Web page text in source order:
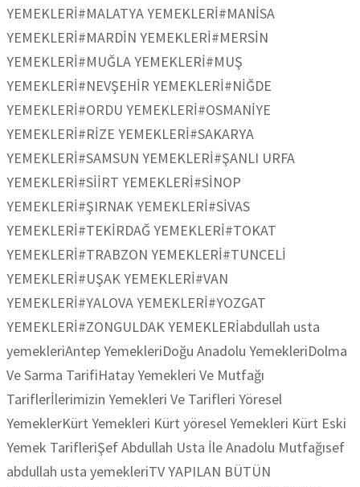
YEMEKLERİ#MALATYA YEMEKLERİ#MANİSA
YEMEKLERİ#MARDİN YEMEKLERİ#MERSİN
YEMEKLERİ#MUĞLA YEMEKLERİ#MUŞ
YEMEKLERİ#NEVŞEHİR YEMEKLERİ#NİĞDE
YEMEKLERİ#ORDU YEMEKLERİ#OSMANİYE
YEMEKLERİ#RİZE YEMEKLERİ#SAKARYA
YEMEKLERİ#SAMSUN YEMEKLERİ#ŞANLI URFA
YEMEKLERİ#SİİRT YEMEKLERİ#SİNOP
YEMEKLERİ#ŞIRNAK YEMEKLERİ#SİVAS
YEMEKLERİ#TEKİRDAĞ YEMEKLERİ#TOKAT
YEMEKLERİ#TRABZON YEMEKLERİ#TUNCELİ
YEMEKLERİ#UŞAK YEMEKLERİ#VAN
YEMEKLERİ#YALOVA YEMEKLERİ#YOZGAT
YEMEKLERİ#ZONGULDAK YEMEKLERİabdullah usta
yemekleriAntep YemekleriDoğu Anadolu YemekleriDolma
Ve Sarma TarifiHatay Yemekleri Ve Mutfağı
Tariflerİlerimizin Yemekleri Ve Tarifleri Yöresel
YemeklerKürt Yemekleri Kürt yöresel Yemekleri Kürt Eski
Yemek TarifleriŞef Abdullah Usta İle Anadolu Mutfağısef
abdullah usta yemekleriTV YAPILAN BÜTÜN